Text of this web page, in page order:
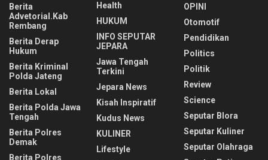
Berita
Advetorial.Kab
Rembang
Berita Derap
Hukum
Berita Kriminal
Polda Jateng
Berita Lokal
Berita Polda Jawa
Tengah
Berita Polres
Demak
Berita Polres
Health
HUKUM
INFO SEPUTAR
JEPARA
Jawa Tengah
Terkini
Jepara News
Kisah Inspiratif
Kudus News
KULINER
Lifestyle
OPINI
Otomotif
Pendidikan
Politics
Politik
Review
Science
Seputar Blora
Seputar Kuliner
Seputar Olahraga